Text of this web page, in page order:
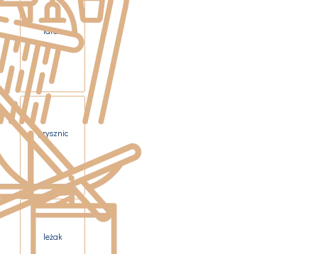
taras
prysznic
leżak